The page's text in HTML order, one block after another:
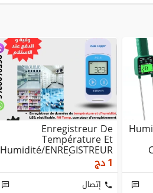
Enregistreur De
Température Et
Humidité/ENREGISTREUR
DE DONNÉES (DATA
LOGGER) /M...
1دج
إتصال